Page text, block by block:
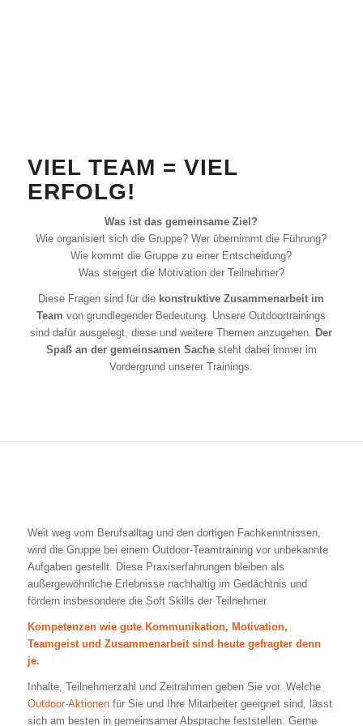
VIEL TEAM = VIEL
ERFOLG!
Was ist das gemeinsame Ziel?
Wie organisiert sich die Gruppe? Wer übernimmt die Führung?
Wie kommt die Gruppe zu einer Entscheidung?
Was steigert die Motivation der Teilnehmer?
Diese Fragen sind für die konstruktive Zusammenarbeit im
Teamvon grundlegender Bedeutung. Unsere Outdoortrainings
sind dafür ausgelegt, diese und weitere Themen anzugehen. Der
Spaß an der gemeinsamen Sachesteht dabei immer im
Vordergrund unserer Trainings.
Weit weg vom Berufsalltag und den dortigen Fachkenntnissen,
wird die Gruppe bei einem Outdoor-Teamtraining vor unbekannte
Aufgaben gestellt. Diese Praxiserfahrungen bleiben als
außergewöhnliche Erlebnisse nachhaltig im Gedächtnis und
fördern insbesondere die Soft Skills der Teilnehmer.
Kompetenzen wie gute Kommunikation, Motivation,
Teamgeist und Zusammenarbeit sind heute gefragter denn
je.
Inhalte, Teilnehmerzahl und Zeitrahmen geben Sie vor. Welche
Outdoor-Aktionenfür Sie und Ihre Mitarbeiter geeignet sind, lässt
sich am besten in gemeinsamer Absprache feststellen. Gerne